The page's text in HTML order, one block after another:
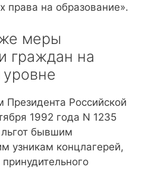
права на образование».
меры
граждан на
Президента Российской
1992 года N 1235
бывшим
узникам концлагерей,